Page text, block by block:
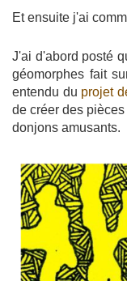
Et ensuite j'ai
J'ai d'abord posté
géomorphes fait
entendu du projet
de créer des
donjons amusants.